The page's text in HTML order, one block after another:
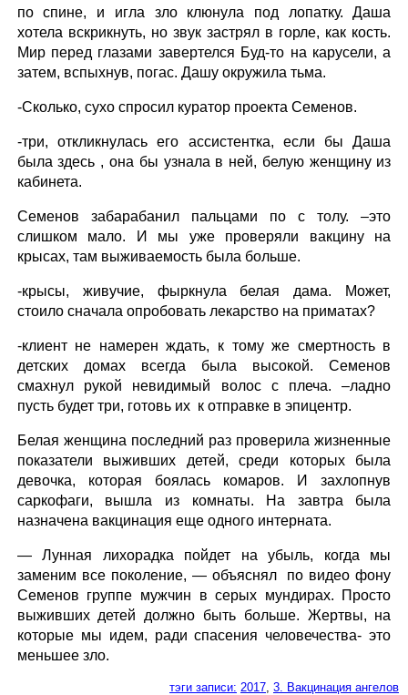
по спине, и игла зло клюнула под лопатку. Даша
хотела вскрикнуть, но звук застрял в горле, как кость.
Мир перед глазами завертелся Буд-то на карусели, а
затем, вспыхнув, погас. Дашу окружила тьма.
-Сколько, сухо спросил куратор проекта Семенов.
-три, откликнулась его ассистентка, если бы Даша
была здесь , она бы узнала в ней, белую женщину из
кабинета.
Семенов забарабанил пальцами по с толу. –это
слишком мало. И мы уже проверяли вакцину на
крысах, там выживаемость была больше.
-крысы, живучие, фыркнула белая дама. Может,
стоило сначала опробовать лекарство на приматах?
-клиент не намерен ждать, к тому же смертность в
детских домах всегда была высокой. Семенов
смахнул рукой невидимый волос с плеча. –ладно
пусть будет три, готовь их к отправке в эпицентр.
Белая женщина последний раз проверила жизненные
показатели выживших детей, среди которых была
девочка, которая боялась комаров. И захлопнув
саркофаги, вышла из комнаты. На завтра была
назначена вакцинация еще одного интерната.
— Лунная лихорадка пойдет на убыль, когда мы
заменим все поколение, — объяснял по видео фону
Семенов группе мужчин в серых мундирах. Просто
выживших детей должно быть больше. Жертвы, на
которые мы идем, ради спасения человечества- это
меньшее зло.
тэги записи: 2017 3. Вакцинация ангелов